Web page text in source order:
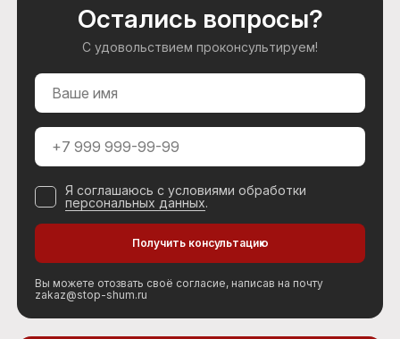
Остались вопросы?
С удовольствием проконсультируем!
Я соглашаюсь с условиями обработки
персональных данных.
Вы можете отозвать своё согласие, написав на почту
zakaz@stop-shum.ru